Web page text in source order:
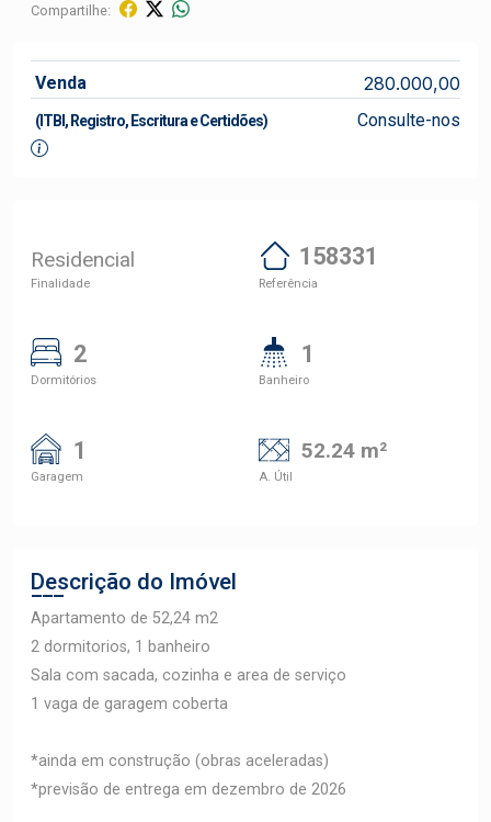
Compartilhe:
Venda 280.000,00
(ITBI, Registro, Escritura e Certidões) Consulte-nos
Residencial
Finalidade
158331
Referência
2
Dormitórios
1
Banheiro
1
Garagem
52.24 m²
A. Útil
Descrição do Imóvel
Apartamento de 52,24 m2
2 dormitorios, 1 banheiro
Sala com sacada, cozinha e area de serviço
1 vaga de garagem coberta
*ainda em construção (obras aceleradas)
*previsão de entrega em dezembro de 2026